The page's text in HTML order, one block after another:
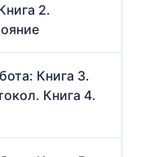
2.
Книга 3.
Книга 4.